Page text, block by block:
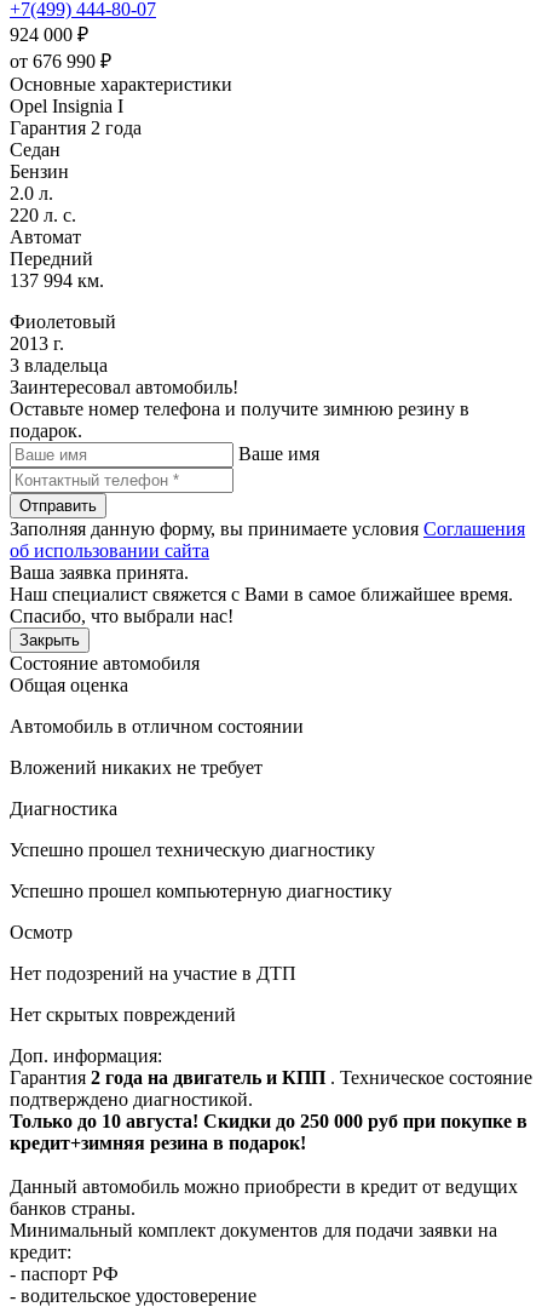
+7(499) 444-80-07
924 000 ₽
от 676 990 ₽
Основные характеристики
Opel Insignia I
Гарантия 2 года
Седан
Бензин
2.0 л.
220 л. с.
Автомат
Передний
137 994 км.
Фиолетовый
2013 г.
3 владельца
Заинтересовал автомобиль!
Оставьте номер телефона и получите зимнюю резину в
подарок.
Ваше имя
Отправить
Заполняя данную форму, вы принимаете условия Соглашения
об использовании сайта
Ваша заявка принята.
Наш специалист свяжется с Вами в самое ближайшее время.
Спасибо, что выбрали нас!
Закрыть
Состояние автомобиля
Общая оценка
Автомобиль в отличном состоянии
Вложений никаких не требует
Диагностика
Успешно прошел техническую диагностику
Успешно прошел компьютерную диагностику
Осмотр
Нет подозрений на участие в ДТП
Нет скрытых повреждений
Доп. информация:
Гарантия 2 года на двигатель и КПП . Техническое состояние
подтверждено диагностикой.
Только до 10 августа! Скидки до 250 000 руб при покупке в
кредит+зимняя резина в подарок!
Данный автомобиль можно приобрести в кредит от ведущих
банков страны.
Минимальный комплект документов для подачи заявки на
кредит:
- паспорт РФ
- водительское удостоверение